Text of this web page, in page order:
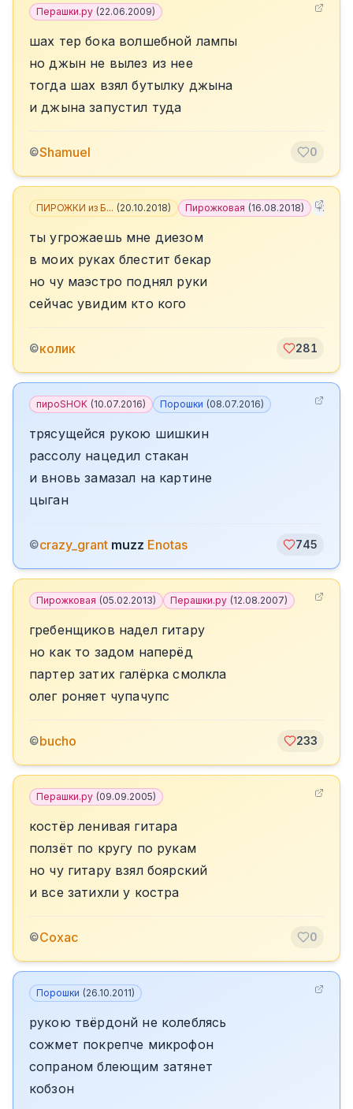
Перашки.ру (22.06.2009)
шах тер бока волшебной лампы
но джын не вылез из нее
тогда шах взял бутылку джына
и джына запустил туда
©Shamuel 0
ПИРОЖКИ из Б... (20.10.2018) Пирожковая (16.08.2018) +2
ты угрожаешь мне диезом
в моих руках блестит бекар
но чу маэстро поднял руки
сейчас увидим кто кого
©колик 281
пироSHOK (10.07.2016) Порошки (08.07.2016)
трясущейся рукою шишкин
рассолу нацедил стакан
и вновь замазал на картине
цыган
©crazy_grant muzz Enotas 745
Пирожковая (05.02.2013) Перашки.ру (12.08.2007)
гребенщиков надел гитару
но как то задом наперёд
партер затих галёрка смолкла
олег роняет чупачупс
©bucho 233
Перашки.ру (09.09.2005)
костёр ленивая гитара
ползёт по кругу по рукам
но чу гитару взял боярский
и все затихли у костра
©Сохас 0
Порошки (26.10.2011)
рукою твёрдонй не колеблясь
сожмет покрепче микрофон
сопраном блеющим затянет
кобзон